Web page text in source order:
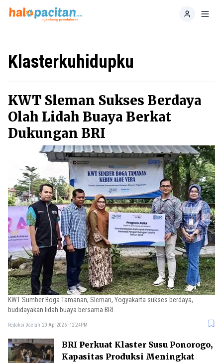
Home
Klasterkuhidupku
KWT Sleman Sukses Berdaya
Olah Lidah Buaya Berkat
Dukungan BRI
KWT Sumber Boga Tamanan, Sleman, Yogyakarta sukses berdaya,
budidayakan lidah buaya bersama BRI.
Redaksi Daerah 20 Apr 2026 - 12:24PM
BRI Perkuat Klaster Susu Ponorogo,
Kapasitas Produksi Meningkat